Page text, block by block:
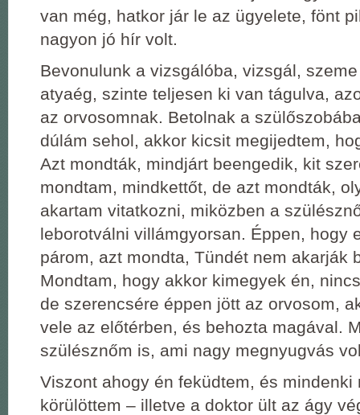
van még, hatkor jár le az ügyelete, fönt
nagyon jó hír volt.
Bevonulunk a vizsgálóba, vizsgál,
atyaég, szinte teljesen ki van tágulva,
az orvosomnak. Betolnak a
dúlám sehol, akkor kicsit megijedtem,
Azt mondták, mindjárt beengedik, kit
mondtam, mindkettőt, de azt mondták,
akartam vitatkozni, miközben a
leborotválni villámgyorsan. Éppen, hogy
párom, azt mondta, Tündét nem akarják
Mondtam, hogy akkor kimegyek én,
de szerencsére éppen jött az orvosom,
vele az előtérben, és behozta magával.
szülésznőm is, ami nagy megnyugvás
Viszont ahogy én feküdtem, és mindenki
körülöttem – illetve a doktor ült az ágy